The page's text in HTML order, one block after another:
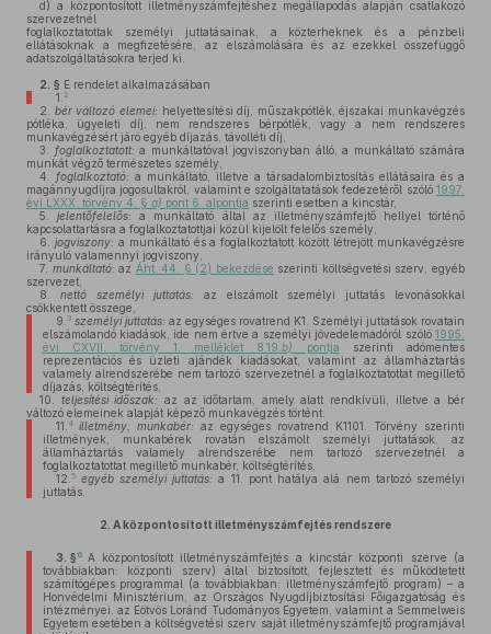
d) a központosított illetményszámfejtéshez megállapodás alapján csatlakozó
szervezetnél
foglalkoztatottak személyi juttatásainak, a közterheknek és a pénzbeli
ellátásoknak a megfizetésére, az elszámolására és az ezekkel összefüggő
adatszolgáltatásokra terjed ki.
2. § E rendelet alkalmazásában
1. 2
2. bér változó elemei: helyettesítési díj, műszakpótlék, éjszakai munkavégzés
pótléka, ügyeleti díj, nem rendszeres bérpótlék, vagy a nem rendszeres
munkavégzésért járó egyéb díjazás, távolléti díj,
3.
foglalkoztatott: a munkáltatóval jogviszonyban álló, a munkáltató számára
munkát végző természetes személy,
4.
foglalkoztató: a munkáltató, illetve a társadalombiztosítás ellátásaira és a
magánnyugdíjra jogosultakról, valamint e szolgáltatatások fedezetéről szóló 1997.
évi LXXX. törvény 4. § a) pont 6. alpontja szerinti esetben a kincstár,
5.
jelentőfelelős: a munkáltató által az illetményszámfejtő hellyel történő
kapcsolattartásra a foglalkoztatottjai közül kijelölt felelős személy,
6.
jogviszony: a munkáltató és a foglalkoztatott között létrejött munkavégzésre
irányuló valamennyi jogviszony,
7. munkáltató: az Áht. 44. § (2) bekezdése szerinti költségvetési szerv, egyéb
szervezet,
8.
nettó személyi juttatás: az elszámolt személyi juttatás levonásokkal
csökkentett összege,
9. 3 személyi juttatás: az egységes rovatrend K1. Személyi juttatások rovatain
elszámolandó kiadások, ide nem értve a személyi jövedelemadóról szóló 1995.
évi CXVII. törvény 1. melléklet 8.19.b) pontja szerinti adómentes
reprezentációs és üzleti ajándék kiadásokat, valamint az államháztartás
valamely alrendszerébe nem tartozó szervezetnél a foglalkoztatottat megillető
díjazás, költségtérítés,
10.
teljesítési időszak: az az időtartam, amely alatt rendkívüli, illetve a bér
változó elemeinek alapját képező munkavégzés történt.
11. 4 illetmény, munkabér: az egységes rovatrend K1101. Törvény szerinti
illetmények, munkabérek rovatán elszámolt személyi juttatások, az
államháztartás valamely alrendszerébe nem tartozó szervezetnél a
foglalkoztatottat megillető munkabér, költségtérítés,
12. 5 egyéb személyi juttatás: a 11. pont hatálya alá nem tartozó személyi
juttatás.
2. A központosított illetményszámfejtés rendszere
3. § 6
A központosított illetményszámfejtés a kincstár központi szerve (a
továbbiakban: központi szerv) által biztosított, fejlesztett és működtetett
számítógépes programmal (a továbbiakban: illetményszámfejtő program) – a
Honvédelmi Minisztérium, az Országos Nyugdíjbiztosítási Főigazgatóság és
intézményei, az Eötvös Loránd Tudományos Egyetem, valamint a Semmelweis
Egyetem esetében a költségvetési szerv saját illetményszámfejtő programjával